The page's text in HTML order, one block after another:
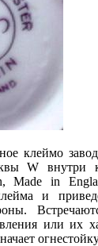
клеймо
W внутри
Made in
и
или их